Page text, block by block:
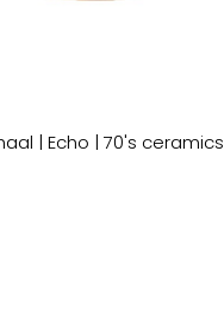
| Echo | 70's ceramics